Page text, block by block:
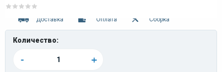
Доставка Оплата Сборка
Количество:
- +